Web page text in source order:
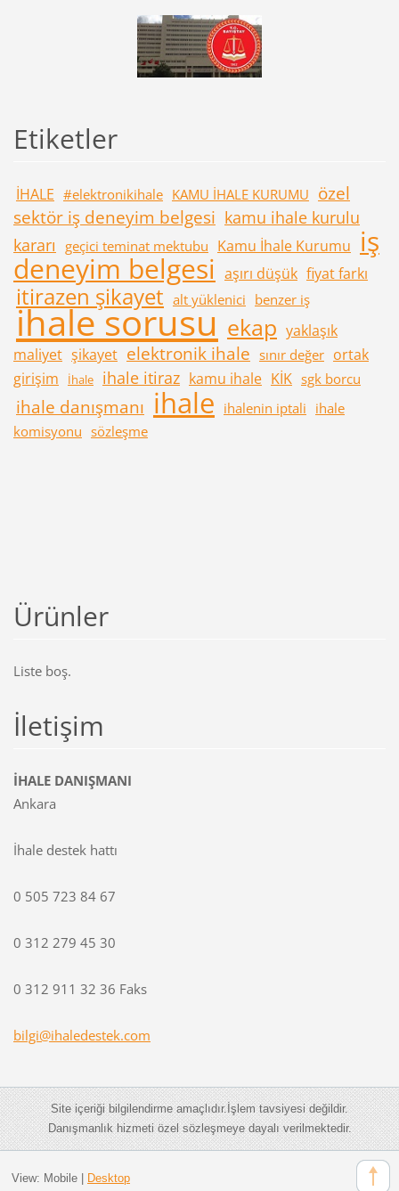
Etiketler
İHALE #elektronikihale KAMU İHALE KURUMU özel
sektör iş deneyim belgesi kamu ihale kurulu
kararı geçici teminat mektubu Kamu İhale Kurumu iş
deneyim belgesi aşırı düşük fiyat farkı
itirazen şikayet alt yüklenici benzer iş
ihale sorusu ekap yaklaşık
maliyet şikayet elektronik ihale sınır değer ortak
girişim
İhale ihale itiraz kamu ihale KİK sgk borcu
ihale danışmanı ihale ihalenin iptali ihale
komisyonu sözleşme
Ürünler
Liste boş.
İletişim
İHALE DANIŞMANI
Ankara
İhale destek hattı
0 505 723 84 67
0 312 279 45 30
0 312 911 32 36 Faks
bilgi@ihaledestek.com
Site içeriği bilgilendirme amaçlıdır.İşlem tavsiyesi değildir.
Danışmanlık hizmeti özel sözleşmeye dayalı verilmektedir.
View: Mobile| Desktop